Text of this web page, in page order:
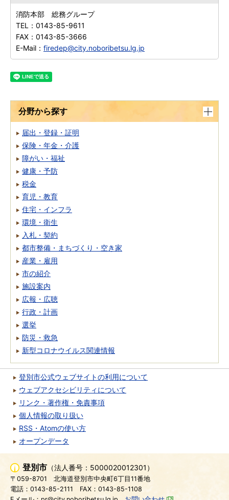
消防本部 総務グループ
TEL： 0143-85-9611
FAX： 0143-85-3666
E-Mail： firedep@city.noboribetsu.lg.jp
分野から探す
届出・登録・証明
保険・年金・介護
障がい・福祉
健康・予防
税金
育児・教育
住宅・インフラ
環境・衛生
入札・契約
都市整備・まちづくり・空き家
産業・雇用
市の紹介
施設案内
広報・広聴
行政・計画
選挙
防災・救急
新型コロナウイルス関連情報
登別市公式ウェブサイトの利用について
ウェブアクセシビリティについて
リンク・著作権・免責事項
個人情報の取り扱い
RSS・Atomの使い方
オープンデータ
登別市 （法人番号：5000020012301）
〒059-8701
北海道登別市中央町6丁目11番地
電話：0143-85-2111
FAX：0143-85-1108